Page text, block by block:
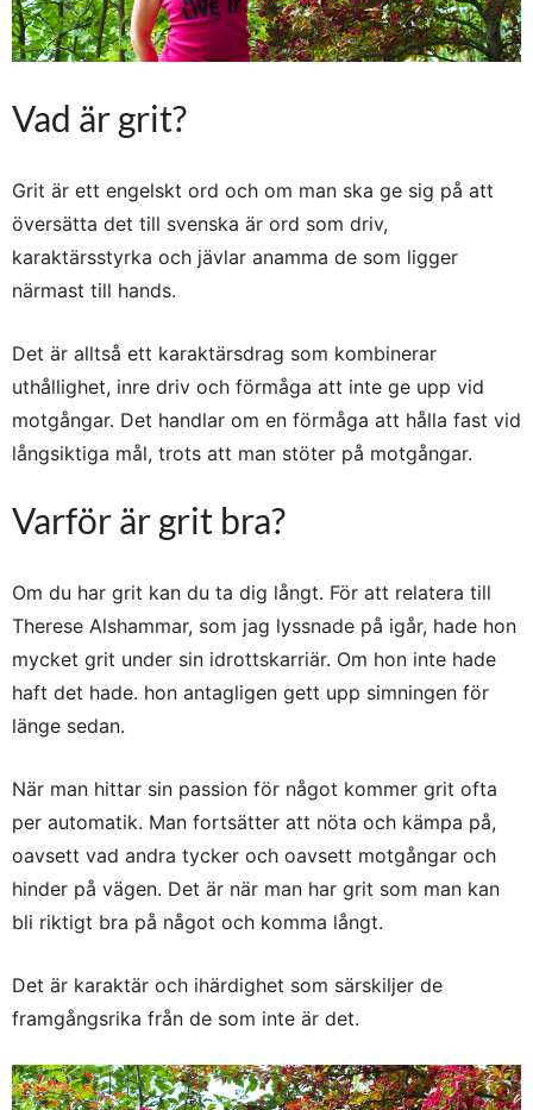
Vad är grit?
Grit är ett engelskt ord och om man ska ge sig på att
översätta det till svenska är ord som driv,
karaktärsstyrka och jävlar anamma de som ligger
närmast till hands.
Det är alltså ett karaktärsdrag som kombinerar
uthållighet, inre driv och förmåga att inte ge upp vid
motgångar. Det handlar om en förmåga att hålla fast vid
långsiktiga mål, trots att man stöter på motgångar.
Varför är grit bra?
Om du har grit kan du ta dig långt. För att relatera till
Therese Alshammar, som jag lyssnade på igår, hade hon
mycket grit under sin idrottskarriär. Om hon inte hade
haft det hade. hon antagligen gett upp simningen för
länge sedan.
När man hittar sin passion för något kommer grit ofta
per automatik. Man fortsätter att nöta och kämpa på,
oavsett vad andra tycker och oavsett motgångar och
hinder på vägen. Det är när man har grit som man kan
bli riktigt bra på något och komma långt.
Det är karaktär och ihärdighet som särskiljer de
framgångsrika från de som inte är det.